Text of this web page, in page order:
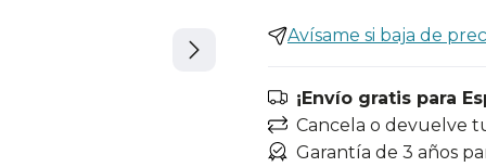
Avísame si baja de
¡Envío gratis para
Cancela o devuelve
Garantía de 3 años